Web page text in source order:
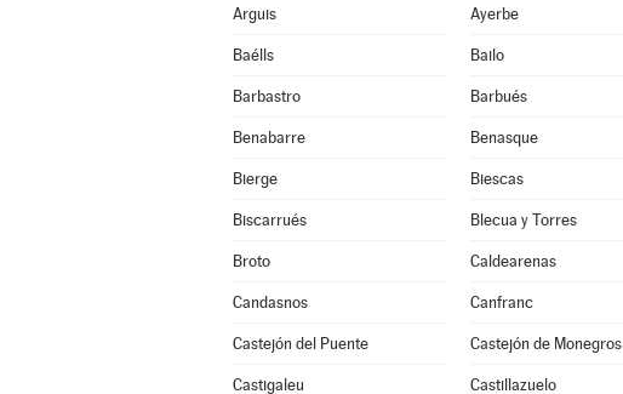
Arguis Ayerbe
Baélls Bailo
Barbastro Barbués
Benabarre Benasque
Bierge Biescas
Biscarrués Blecua y Torres
Broto Caldearenas
Candasnos Canfranc
Castejón del Puente Castejón de Monegros
Castigaleu Castillazuelo